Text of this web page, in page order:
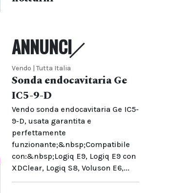
ANNUNCI
Vendo | Tutta Italia
Sonda endocavitaria Ge
IC5-9-D
Vendo sonda endocavitaria Ge IC5-
9-D, usata garantita e
perfettamente
funzionante;&nbsp;Compatibile
con:&nbsp;Logiq E9, Logiq E9 con
XDClear, Logiq S8, Voluson E6,...